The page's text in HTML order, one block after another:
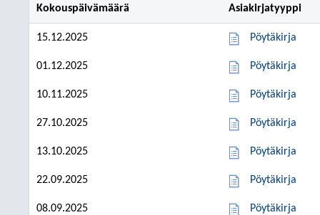
Kokouspäivämäärä Asiakirjatyyppi
15.12.2025 Pöytäkirja
01.12.2025 Pöytäkirja
10.11.2025 Pöytäkirja
27.10.2025 Pöytäkirja
13.10.2025 Pöytäkirja
22.09.2025 Pöytäkirja
08.09.2025 Pöytäkirja